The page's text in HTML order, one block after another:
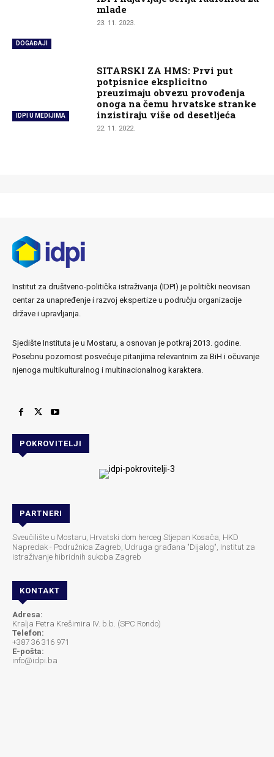
DOGAĐAJI
mlade
23. 11. 2023.
IDPI U MEDIJIMA
SITARSKI ZA HMS: Prvi put
potpisnice eksplicitno
preuzimaju obvezu provođenja
onoga na čemu hrvatske stranke
inzistiraju više od desetljeća
22. 11. 2022.
Institut za društveno-politička istraživanja (IDPI) je politički neovisan
centar za unapređenje i razvoj ekspertize u području organizacije
države i upravljanja.
Sjedište Instituta je u Mostaru, a osnovan je potkraj 2013. godine.
Posebnu pozornost posvećuje pitanjima relevantnim za BiH i očuvanje
njenoga multikulturalnog i multinacionalnog karaktera.
POKROVITELJI
PARTNERI
Sveučilište u Mostaru, Hrvatski dom herceg Stjepan Kosača, HKD
Napredak - Podružnica Zagreb, Udruga građana "Dijalog", Institut za
istraživanje hibridnih sukoba Zagreb
KONTAKT
Adresa:
Kralja Petra Krešimira IV. b.b. (SPC Rondo)
Telefon:
+387 36 316 971
E-pošta:
info@idpi.ba